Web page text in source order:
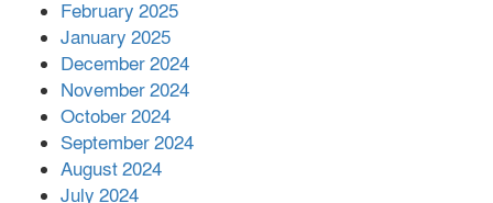
সহায়তা দিলেন সাচিং প্রু জেরী
February 2025
January 2025
December 2024
November 2024
October 2024
September 2024
August 2024
July 2024